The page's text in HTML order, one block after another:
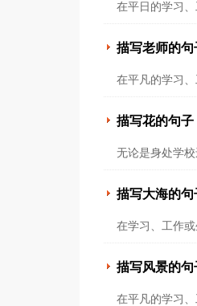
在平日的学习
描写老师的句
在平凡的学习
描写花的句子
无论是身处学
描写大海的句
在学习、工作
描写风景的句
在平凡的学习